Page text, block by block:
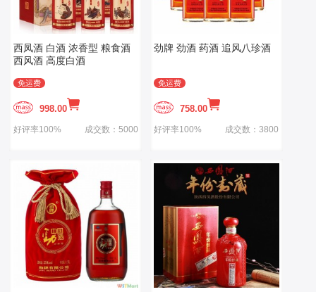
西凤酒 白酒 浓香型 粮食酒
西风酒 高度白酒
免运费
998.00
好评率100% 成交数：5000
劲牌 劲酒 药酒 追风八珍酒
免运费
758.00
好评率100% 成交数：3800